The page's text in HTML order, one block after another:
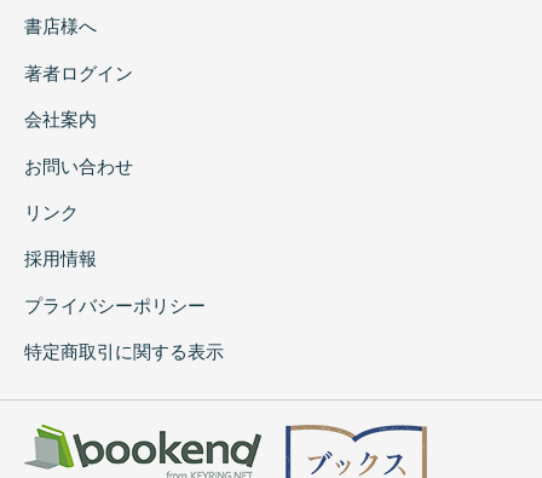
書店様へ
著者ログイン
会社案内
お問い合わせ
リンク
採用情報
プライバシーポリシー
特定商取引に関する表示